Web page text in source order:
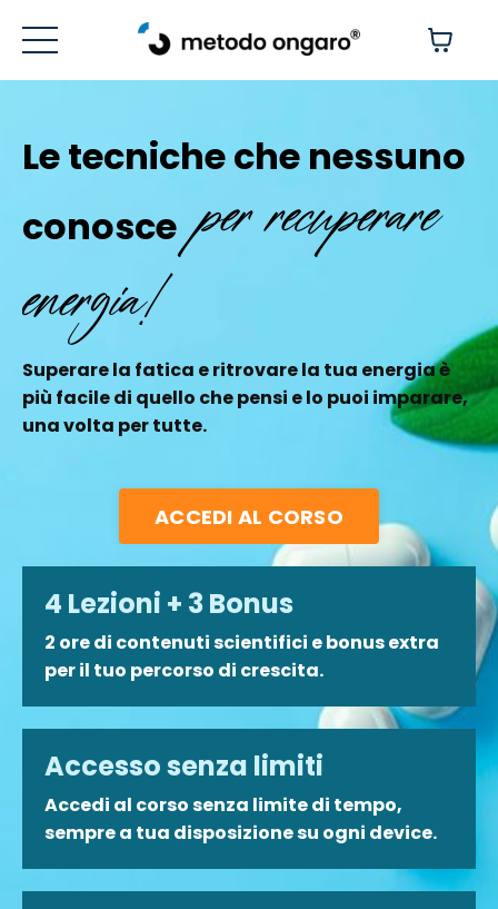
Le tecniche che nessuno
conosce per recuperare
energia!
Superare la fatica e ritrovare la tua energia è
più facile di quello che pensi e lo puoi imparare,
una volta per tutte.
ACCEDI AL CORSO
4 Lezioni + 3 Bonus
2 ore di contenuti scientifici e bonus extra
per il tuo percorso di crescita.
Accesso senza limiti
Accedi al corso senza limite di tempo,
sempre a tua disposizione su ogni device.